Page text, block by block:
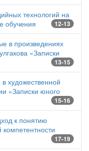
технологий на
обучения
12-13
в произведениях
«Записки
13-15
художественной
«Записки юного
15-16
к понятию
17-19